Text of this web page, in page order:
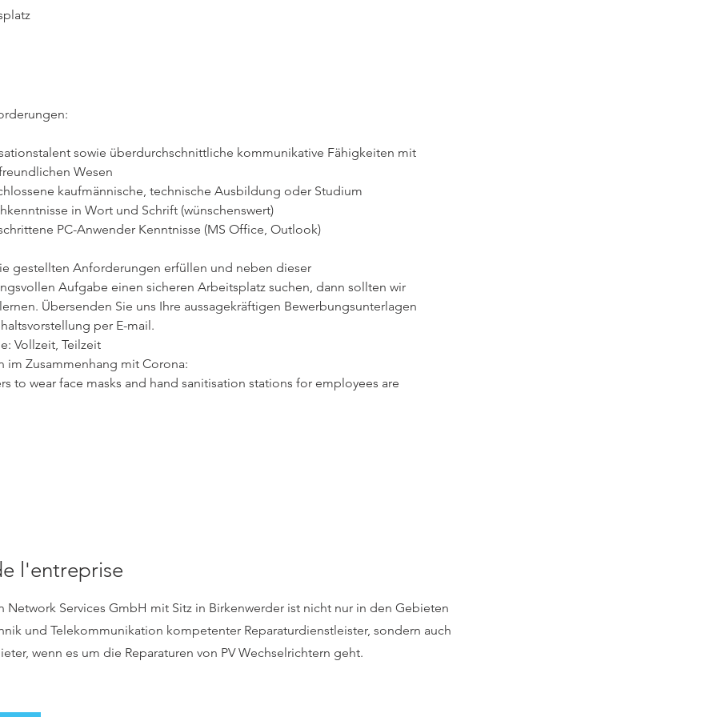
sowie überdurchschnittliche kommunikative Fähigkeiten mit
Wesen
kaufmännische, technische Ausbildung oder Studium
in Wort und Schrift (wünschenswert)
PC-Anwender Kenntnisse (MS Office, Outlook)
gestellten Anforderungen erfüllen und neben dieser
Aufgabe einen sicheren Arbeitsplatz suchen, dann sollten wir
Übersenden Sie uns Ihre aussagekräftigen Bewerbungsunterlagen
per E-mail.
Vollzeit, Teilzeit
im Zusammenhang mit Corona:
to wear face masks and hand sanitisation stations for employees are
l'entreprise
Network Services GmbH mit Sitz in Birkenwerder ist nicht nur in den Gebieten
und Telekommunikation kompetenter Reparaturdienstleister, sondern auch
wenn es um die Reparaturen von PV Wechselrichtern geht.